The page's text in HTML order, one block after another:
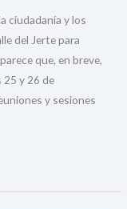
ciudadanía y los
del Jerte para
que, en breve,
25 y 26 de
y sesiones